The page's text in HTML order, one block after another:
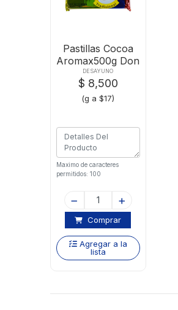
Pastillas Cocoa
Aromax500g Don
Sabroso
DESAYUNO
$ 8,500
(g a $17)
Maximo de caracteres
permitidos: 100
Comprar
Agregar a la
lista